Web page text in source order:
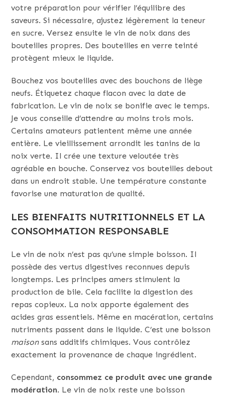
votre préparation pour vérifier l’équilibre des
saveurs. Si nécessaire, ajustez légèrement la teneur
en sucre. Versez ensuite le vin de noix dans des
bouteilles propres. Des bouteilles en verre teinté
protègent mieux le liquide.
Bouchez vos bouteilles avec des bouchons de liège
neufs. Étiquetez chaque flacon avec la date de
fabrication. Le vin de noix se bonifie avec le temps.
Je vous conseille d’attendre au moins trois mois.
Certains amateurs patientent même une année
entière. Le vieillissement arrondit les tanins de la
noix verte. Il crée une texture veloutée très
agréable en bouche. Conservez vos bouteilles debout
dans un endroit stable. Une température constante
favorise une maturation de qualité.
LES BIENFAITS NUTRITIONNELS ET LA
CONSOMMATION RESPONSABLE
Le vin de noix n’est pas qu’une simple boisson. Il
possède des vertus digestives reconnues depuis
longtemps. Les principes amers stimulent la
production de bile. Cela facilite la digestion des
repas copieux. La noix apporte également des
acides gras essentiels. Même en macération, certains
nutriments passent dans le liquide. C’est une boisson
maisonsans additifs chimiques. Vous contrôlez
exactement la provenance de chaque ingrédient.
Cependant, consommez ce produit avec une grande
modération. Le vin de noix reste une boisson